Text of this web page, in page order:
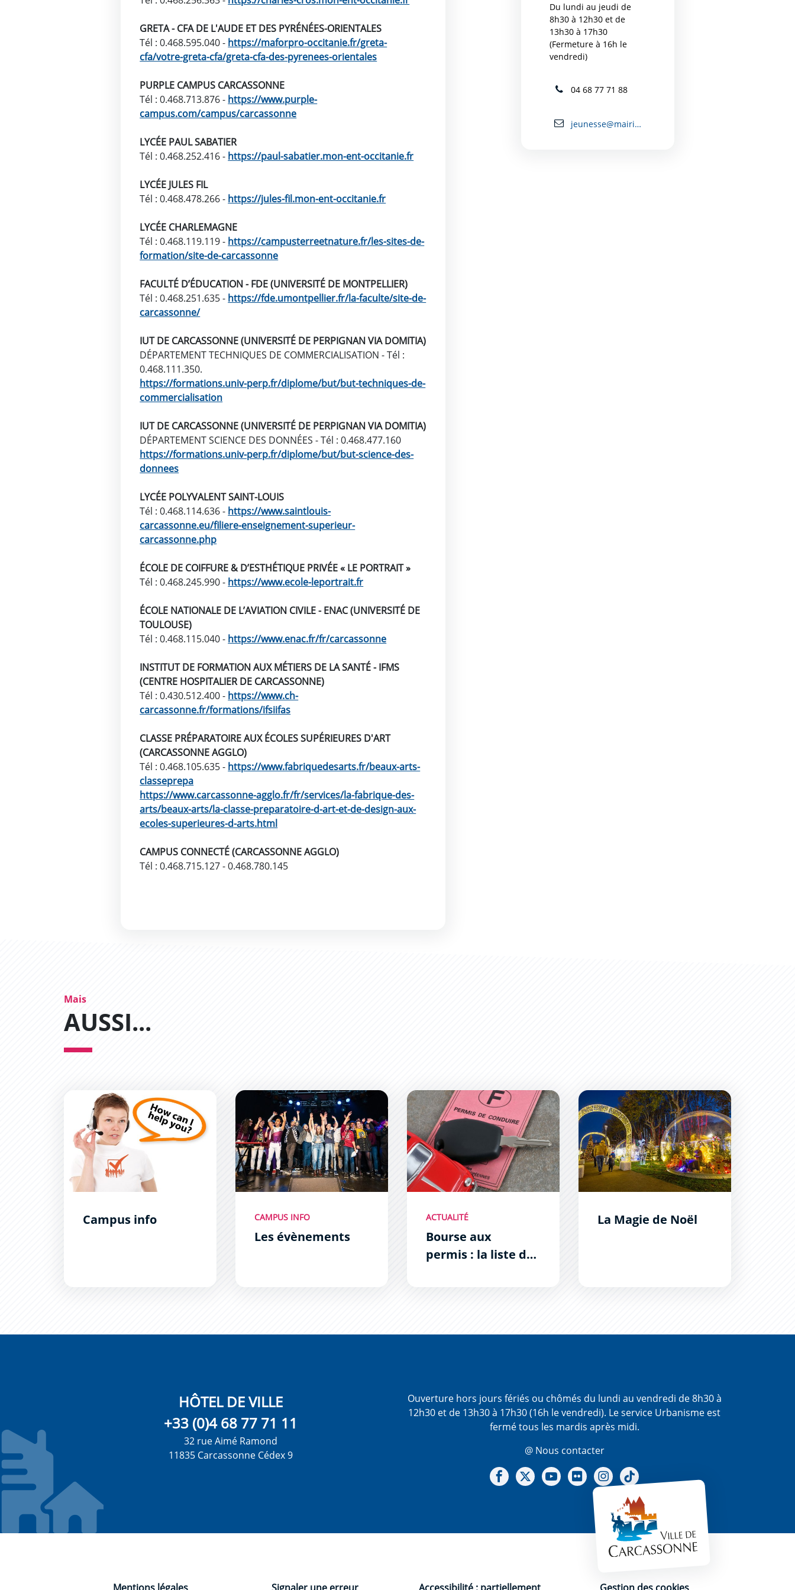
GRETA - CFA DE L'AUDE ET DES PYRÉNÉES-ORIENTALES
Tél : 0.468.595.040 - https://maforpro-occitanie.fr/greta-
cfa/votre-greta-cfa/greta-cfa-des-pyrenees-orientales
PURPLE CAMPUS CARCASSONNE
Tél : 0.468.713.876 - https://www.purple-
campus.com/campus/carcassonne
LYCÉE PAUL SABATIER
Tél : 0.468.252.416 - https://paul-sabatier.mon-ent-occitanie.fr
LYCÉE JULES FIL
Tél : 0.468.478.266 - https://jules-fil.mon-ent-occitanie.fr
LYCÉE CHARLEMAGNE
Tél : 0.468.119.119 - https://campusterreetnature.fr/les-sites-de-
formation/site-de-carcassonne
FACULTÉ D’ÉDUCATION - FDE (UNIVERSITÉ DE MONTPELLIER)
Tél : 0.468.251.635 - https://fde.umontpellier.fr/la-faculte/site-de-
carcassonne/
IUT DE CARCASSONNE (UNIVERSITÉ DE PERPIGNAN VIA DOMITIA)
DÉPARTEMENT TECHNIQUES DE COMMERCIALISATION - Tél :
0.468.111.350.
https://formations.univ-perp.fr/diplome/but/but-techniques-de-
commercialisation
IUT DE CARCASSONNE (UNIVERSITÉ DE PERPIGNAN VIA DOMITIA)
DÉPARTEMENT SCIENCE DES DONNÉES - Tél : 0.468.477.160
https://formations.univ-perp.fr/diplome/but/but-science-des-
donnees
LYCÉE POLYVALENT SAINT-LOUIS
Tél : 0.468.114.636 - https://www.saintlouis-
carcassonne.eu/filiere-enseignement-superieur-
carcassonne.php
ÉCOLE DE COIFFURE & D’ESTHÉTIQUE PRIVÉE « LE PORTRAIT »
Tél : 0.468.245.990 - https://www.ecole-leportrait.fr
ÉCOLE NATIONALE DE L’AVIATION CIVILE - ENAC (UNIVERSITÉ DE
TOULOUSE)
Tél : 0.468.115.040 - https://www.enac.fr/fr/carcassonne
INSTITUT DE FORMATION AUX MÉTIERS DE LA SANTÉ - IFMS
(CENTRE HOSPITALIER DE CARCASSONNE)
Tél : 0.430.512.400 - https://www.ch-
carcassonne.fr/formations/ifsiifas
CLASSE PRÉPARATOIRE AUX ÉCOLES SUPÉRIEURES D'ART
(CARCASSONNE AGGLO)
Tél : 0.468.105.635 - https://www.fabriquedesarts.fr/beaux-arts-
classeprepa
https://www.carcassonne-agglo.fr/fr/services/la-fabrique-des-
arts/beaux-arts/la-classe-preparatoire-d-art-et-de-design-aux-
ecoles-superieures-d-arts.html
CAMPUS CONNECTÉ (CARCASSONNE AGGLO)
Tél : 0.468.715.127 - 0.468.780.145
Du lundi au jeudi de
8h30 à 12h30 et de
13h30 à 17h30
(Fermeture à 16h le
vendredi)
04 68 77 71 88
jeunesse@mairie-carcassonne.fr
Mais
AUSSI...
Campus info
Campus info
Les évènements
CAMPUS INFO
Les évènements
Bourse aux permis : la liste des lauréats est connue
ACTUALITÉ
Bourse aux
permis : la liste des
connue
La Magie de Noël
La Magie de Noël
HÔTEL DE VILLE
+33 (0)4 68 77 71 11
32 rue Aimé Ramond
11835 Carcassonne Cédex 9
Ouverture hors jours fériés ou chômés du lundi au vendredi de 8h30 à
12h30 et de 13h30 à 17h30 (16h le vendredi). Le service Urbanisme est
fermé tous les mardis après midi.
@ Nous contacter
Notre Facebook
Notre X - (twitter)
Notre chaine Youtube
Notre Gallerie sur Flickr
Notre Instagram